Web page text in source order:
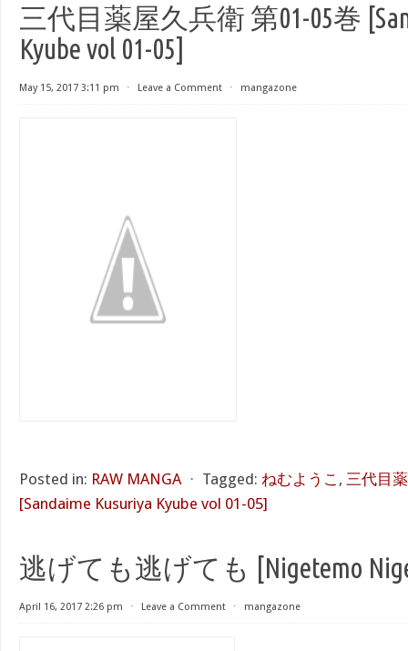
三代目薬屋久兵衛 第01-05巻
Kyube vol 01-05]
May 15, 2017 3:11 pm ⋅ Leave a Comment ⋅ mangazone
Posted in: RAW MANGA ⋅ Tagged: ねむようこ , 三代目
[Sandaime Kusuriya Kyube vol 01-05]
逃げても逃げても [Nigetemo
April 16, 2017 2:26 pm ⋅ Leave a Comment ⋅ mangazone